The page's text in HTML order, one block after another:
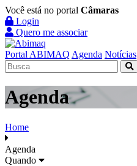
Você está no portal Câmaras
Login
Quero me associar
Portal ABIMAQ Agenda Notícias
Agenda
Home
Agenda
Quando